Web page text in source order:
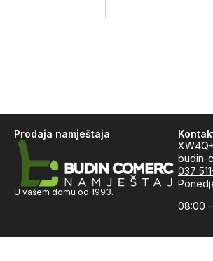
Prodaja namještaja
U vašem domu od 1993.
budin-
037
08:00